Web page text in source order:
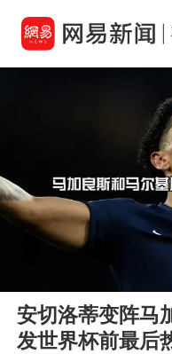
安切洛蒂变阵马
发世界杯前最后